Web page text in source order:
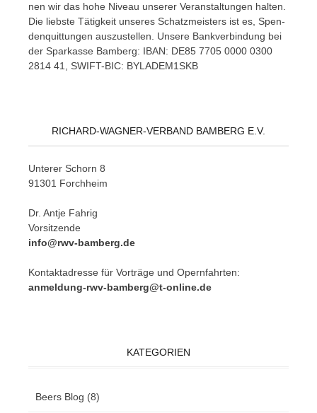
nen wir das hohe Ni­veau un­se­rer Ver­an­stal­tun­gen hal­ten.
Die liebs­te Tä­tig­keit un­se­res Schatz­meis­ters ist es, Spen­
den­quit­tun­gen aus­zu­stel­len. Un­se­re Bank­ver­bin­dung bei
der Spar­kas­se Bam­berg: IBAN: DE85 7705 0000 0300
2814 41, SWIFT-BIC: BYLADEM1SKB
RICHARD-WAGNER-VERBAND BAMBERG E.V.
Un­te­rer Schorn 8
91301 Forchheim
Dr. Ant­je Fahrig
Vorsitzende
info@rwv-bamberg.de
Kon­takt­adres­se für Vor­trä­ge und Opern­fahr­ten:
anmeldung-rwv-bamberg@t-online.de
KATEGORIEN
Beers Blog (8)